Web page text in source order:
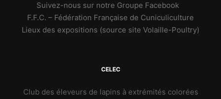
Suivez-nous sur notre Groupe Facebook
F.F.C. – Fédération Française de Cuniculiculture
Lieux des expositions (source site Volaille-Poultry)
CELEC
Club des éleveurs de lapins à extrémités colorées